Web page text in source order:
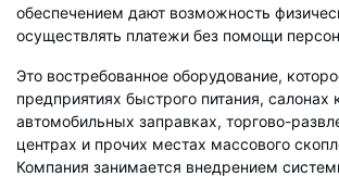
обеспечением дают возможность
осуществлять платежи без помощи
Это востребованное оборудование,
предприятиях быстрого питания, салонах
автомобильных заправках, торгово-
центрах и прочих местах массового
Компания занимается внедрением